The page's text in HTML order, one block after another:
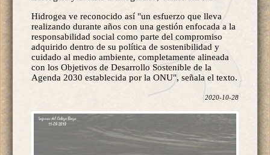
Hidrogea ve reconocido así "un esfuerzo que lleva
realizando durante años con una gestión enfocada a la
responsabilidad social como parte del compromiso
adquirido dentro de su política de sostenibilidad y
cuidado al medio ambiente, completamente alineada
con los Objetivos de Desarrollo Sostenible de la
Agenda 2030 establecida por la ONU", señala el texto.
2020-10-28